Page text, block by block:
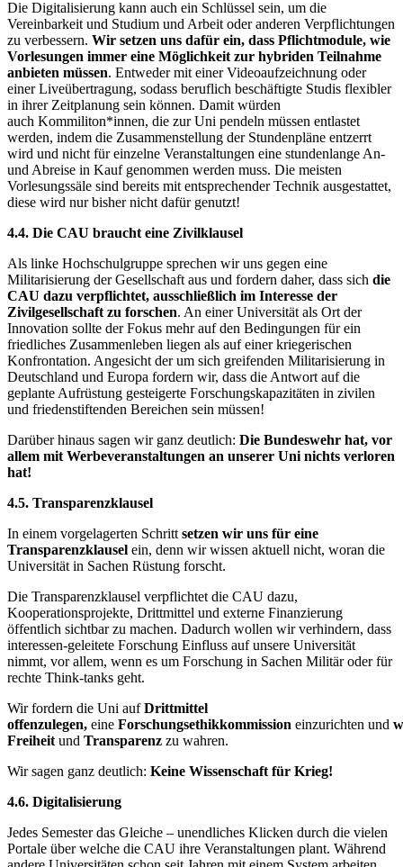
Die Digitalisierung kann auch ein Schlüssel sein, um die
Vereinbarkeit und Studium und Arbeit oder anderen Verpflichtungen
zu verbessern. Wir setzen uns dafür ein, dass Pflichtmodule, wie
Vorlesungen immer eine Möglichkeit zur hybriden Teilnahme
anbieten müssen. Entweder mit einer Videoaufzeichnung oder
einer Liveübertragung, sodass beruflich beschäftigte Studis flexibler
in ihrer Zeitplanung sein können. Damit würden
auch Kommiliton*innen, die zur Uni pendeln müssen entlastet
werden, indem die Zusammenstellung der Stundenpläne entzerrt
wird und nicht für einzelne Veranstaltungen eine stundenlange An-
und Abreise in Kauf genommen werden muss. Die meisten
Vorlesungssäle sind bereits mit entsprechender Technik ausgestattet,
diese wird nur bisher nicht dafür genutzt!
4.4. Die CAU braucht eine Zivilklausel
Als linke Hochschulgruppe sprechen wir uns gegen eine
Militarisierung der Gesellschaft aus und fordern daher, dass sich die
CAU dazu verpflichtet, ausschließlich im Interesse der
Zivilgesellschaft zu forschen. An einer Universität als Ort der
Innovation sollte der Fokus mehr auf den Bedingungen für ein
friedliches Zusammenleben liegen als auf einer kriegerischen
Konfrontation. Angesicht der um sich greifenden Militarisierung in
Deutschland und Europa fordern wir, dass die Antwort auf die
geplante Aufrüstung gesteigerte Forschungskapazitäten in zivilen
und friedenstiftenden Bereichen sein müssen!
Darüber hinaus sagen wir ganz deutlich: Die Bundeswehr hat, vor
allem mit Werbeveranstaltungen an unserer Uni nichts verloren
hat!
4.5. Transparenzklausel
In einem vorgelagerten Schritt setzen wir uns für eine
Transparenzklausel ein, denn wir wissen aktuell nicht, woran die
Universität in Sachen Rüstung forscht.
Die Transparenzklausel verpflichtet die CAU dazu,
Kooperationsprojekte, Drittmittel und externe Finanzierung
öffentlich sichtbar zu machen. Dadurch wollen wir verhindern, dass
interessen-geleitete Forschung Einfluss auf unsere Universität
nimmt, vor allem, wenn es um Forschung in Sachen Militär oder für
rechte Think-tanks geht.
Wir fordern die Uni aufDrittmittel
offenzulegen, eine Forschungsethikkommission einzurichten und
Freiheit und Transparenz zu wahren.
Wir sagen ganz deutlich: Keine Wissenschaft für Krieg!
4.6. Digitalisierung
Jedes Semester das Gleiche – unendliches Klicken durch die vielen
Portale über welche die CAU ihre Veranstaltungen plant. Während